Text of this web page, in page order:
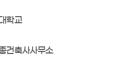
학교
건축사사무소